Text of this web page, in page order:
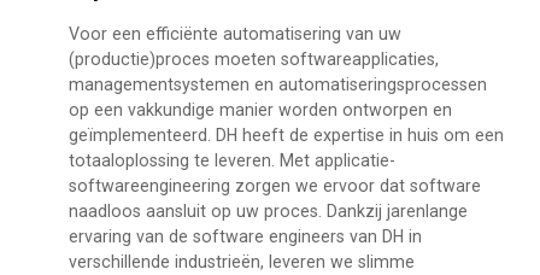
Voor een efficiënte automatisering van uw
(productie)proces moeten softwareapplicaties,
managementsystemen en automatiseringsprocessen
op een vakkundige manier worden ontworpen en
geïmplementeerd. DH heeft de expertise in huis om een
totaaloplossing te leveren. Met applicatie-
softwareengineering zorgen we ervoor dat software
naadloos aansluit op uw proces. Dankzij jarenlange
ervaring van de software engineers van DH in
verschillende industrieën, leveren we slimme